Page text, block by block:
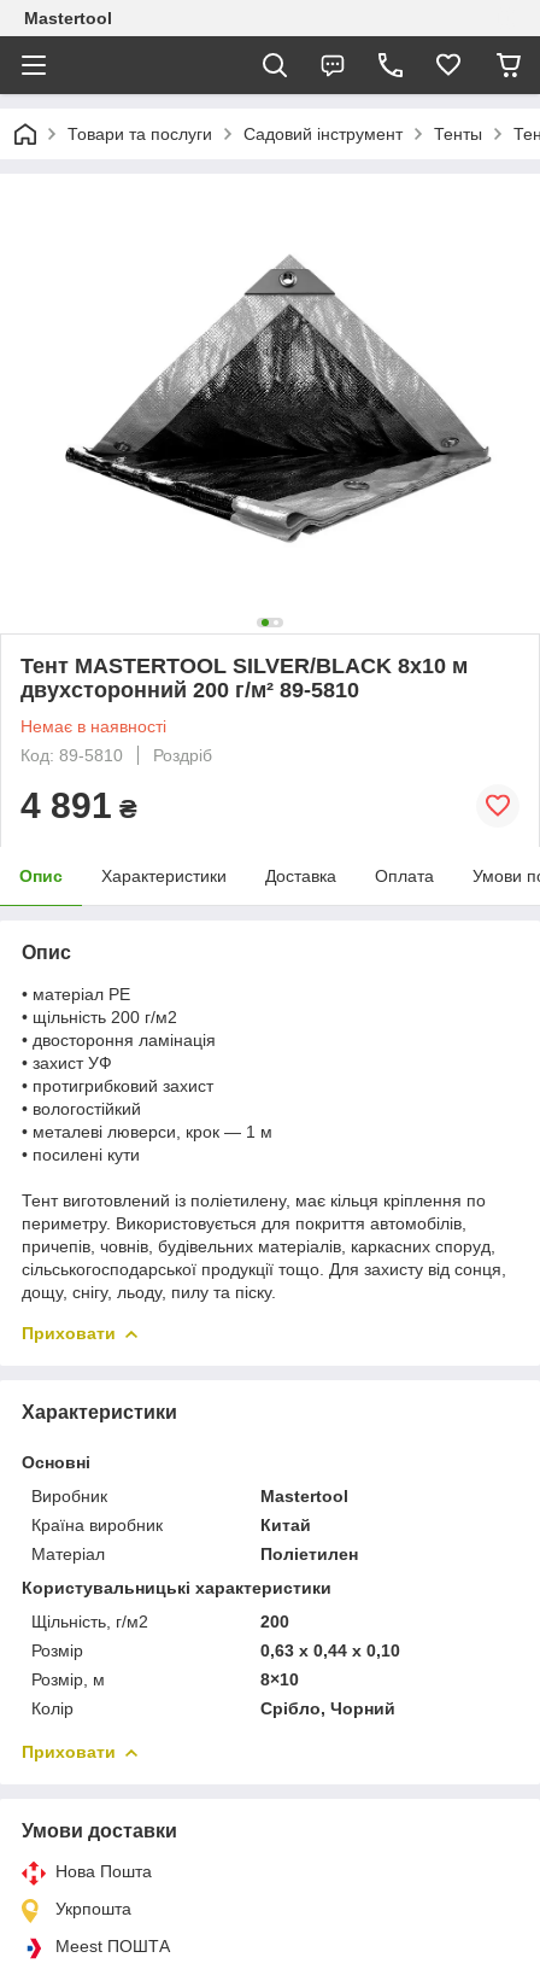
Mastertool
Товари та послуги Садовий інструмент Тенты
Тент MASTERTOOL SILVER/BLACK 8х10 м
двухсторонний 200 г/м² 89-5810
Немає в наявності
Код: 89-5810
Роздріб
4 891 ₴
Опис Характеристики Доставка Оплата Умови
Опис
• матеріал PE
• щільність 200 г/м2
• двостороння ламінація
• захист УФ
• протигрибковий захист
• вологостійкий
• металеві люверси, крок — 1 м
• посилені кути
Тент виготовлений із поліетилену, має кільця кріплення по
периметру. Використовується для покриття автомобілів,
причепів, човнів, будівельних матеріалів, каркасних споруд,
сільськогосподарської продукції тощо. Для захисту від сонця,
дощу, снігу, льоду, пилу та піску.
Приховати
Характеристики
Основні
Виробник
Mastertool
Країна виробник
Китай
Матеріал
Поліетилен
Користувальницькі характеристики
Щільність, г/м2
200
Розмір
0,63 x 0,44 x 0,10
Розмір, м
8×10
Колір
Срібло, Чорний
Приховати
Умови доставки
Нова Пошта
Укрпошта
Meest ПОШТА